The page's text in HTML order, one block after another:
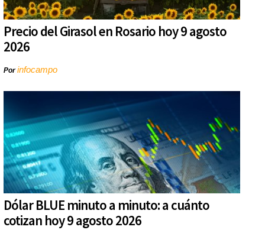
Precio del Girasol en Rosario hoy 9 agosto
2026
Porinfocampo
Dólar BLUE minuto a minuto: a cuánto
cotizan hoy 9 agosto 2026